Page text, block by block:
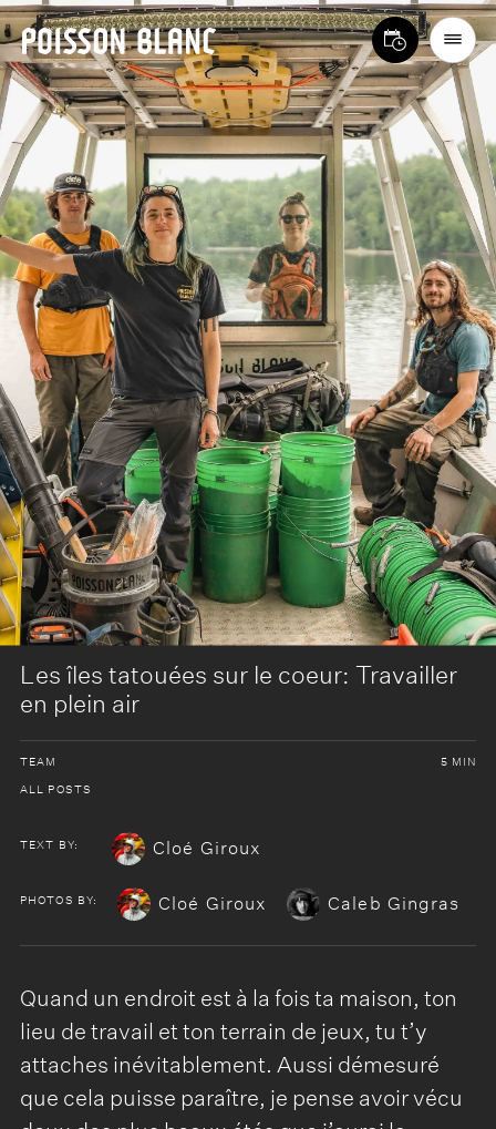
Les îles tatouées sur le coeur: Travailler
en plein air
TEAM
ALL POSTS
5 MIN
TEXT BY: Cloé Giroux
PHOTOS BY: Cloé Giroux Caleb Gingras
Quand un endroit est à la fois ta maison, ton
lieu de travail et ton terrain de jeux, tu t’y
attaches inévitablement. Aussi démesuré
que cela puisse paraître, je pense avoir vécu